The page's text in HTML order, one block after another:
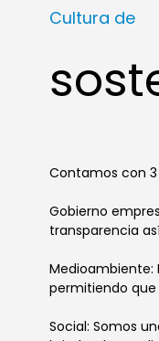
Cultura de
Contamos con
Gobierno
transparencia
Medioambiente:
permitiendo
Social: Somos